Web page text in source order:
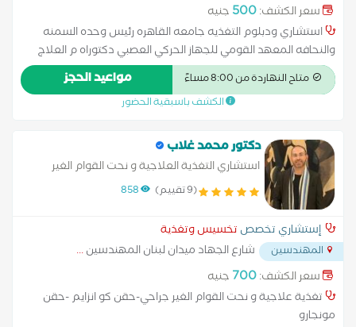
سعر الكشف:500 جنيه
استشاري ودبلوم التغذيه جامعه القاهره رئيس وحده السمنه
والنحافه المعهد القومي للجهاز الحركي العصبي دكتوراه م العلاج
الطبيعي والليزر .ماجستير التغذيه العلاجيه جامعه القاهره , الدبلوم
المهني ف الليزر المعهد القومي لليزر ، شهاده البورد الامريكي ف
التغذيه ، 10 سنوات خبره القصر العيني 20 سنه خبره اداره الجوده
مساعد dermatological clinical practice ....العلاج الطبيعي لامراض
العظام والتاهيل ،اصابات الملاعب
متاح النهاردة من 8:00 مساءً مواعيد الحجز
الكشف باسبقية الحضور
دكتور محمد غلاب
استشاري التغذية العلاجية و نحت القوام الغير
جراحي
(9 تقييم) 858
إستشاري تخصص تخسيس وتغذية
المهندسين شارع الجهاد ميدان لبنان المهندسين...
سعر الكشف:700 جنيه
تغذية علاجية و نحت القوام الغير جراحي-حقن كو انزايم -حقن
مونجارو